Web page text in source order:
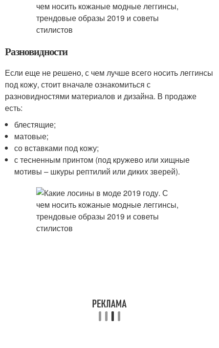
Разновидности
Если еще не решено, с чем лучше всего носить леггинсы
под кожу, стоит вначале ознакомиться с
разновидностями материалов и дизайна. В продаже
есть:
блестящие;
матовые;
со вставками под кожу;
с тесненным принтом (под кружево или хищные
мотивы – шкуры рептилий или диких зверей).